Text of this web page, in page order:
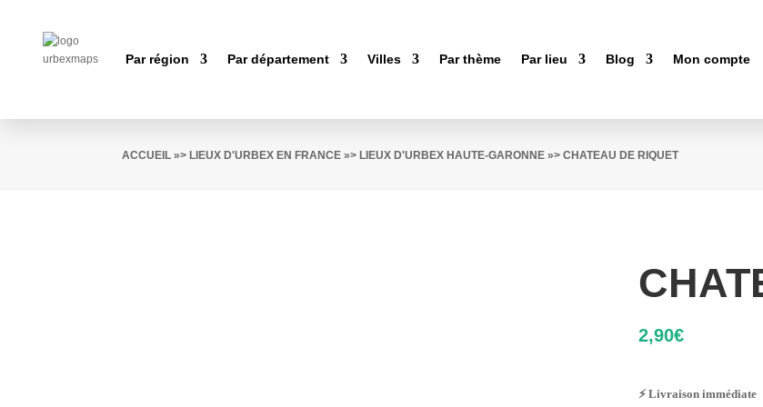
Par région Par département Villes Par thème Par lieu Blog Mon compte
ACCUEIL »>LIEUX D'URBEX EN FRANCE »>LIEUX D'URBEX HAUTE-GARONNE »> CHATEAU DE RIQUET
2,90€
⚡ Livraison immédiate